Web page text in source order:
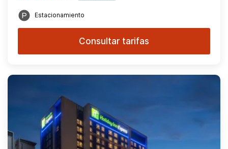
Estacionamiento
Consultar tarifas